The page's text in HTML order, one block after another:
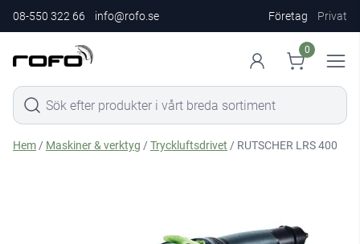
08-550 322 66 info@rofo.se Företag Privat
0
Hem / Maskiner & verktyg /Tryckluftsdrivet / RUTSCHER LRS 400